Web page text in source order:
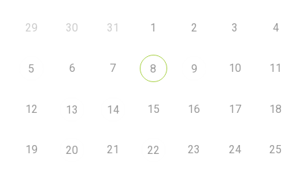
29 30 31 1 2 3 4
5 6 7 8 9 10 11
12 13 14 15 16 17 18
19 20 21 22 23 24 25